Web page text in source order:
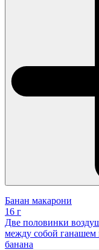
Банан макарони
16 г
Две половинки
между собой ганашем
банана